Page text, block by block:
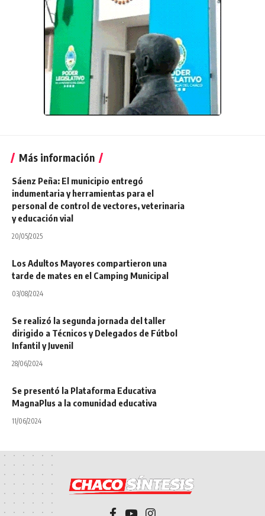
Más información
Sáenz Peña: El municipio entregó
indumentaria y herramientas para el
personal de control de vectores, veterinaria
y educación vial
20/05/2025
Los Adultos Mayores compartieron una
tarde de mates en el Camping Municipal
03/08/2024
Se realizó la segunda jornada del taller
dirigido a Técnicos y Delegados de Fútbol
Infantil y Juvenil
28/06/2024
Se presentó la Plataforma Educativa
MagnaPlus a la comunidad educativa
11/06/2024